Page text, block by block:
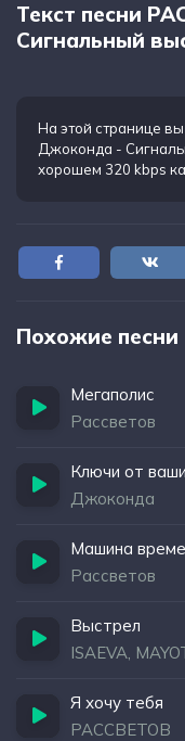
Текст песни
Сигнальный
На этой странице
Джоконда -
хорошем 320 kbps
Похожие песни
Мегаполис
Рассветов
Ключи от
Джоконда
Машина
Рассветов
Выстрел
ISAEVA,
Я хочу тебя
РАССВЕТОВ